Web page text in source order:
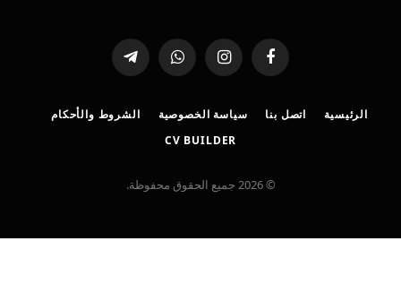
فيسبوك الانستغرامواتساب تيلقرام
الرئيسية اتصل بنا سياسة الخصوصية
الشروط والأحكام
CV BUILDER
© 2026 جميع الحقوق محفوظة.